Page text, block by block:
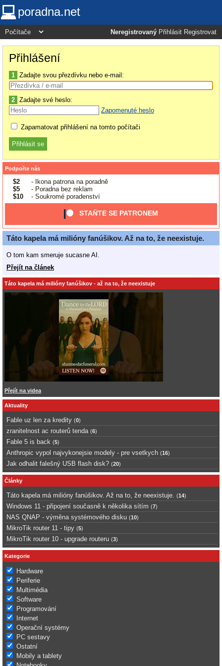
poradna.net
Neregistrovaný Přihlásit Registrovat
Přihlášení
1 Zadajte svou přezdívku nebo e-mail:
2 Zadajte své heslo:
Zapomenuté heslo
Zapamatovat přihlášení na tomto počítači
Podpořte nás
$2
- Ikona patrona na poradně
$5
- Poradna bez reklam
$10
- Soukromé poradenství
STAŇTE SE PATRONEM
Táto kapela má milióny fanúšikov. Až na to, že neexistuje.
O tom kam smeruje sucasne AI.
Přejít na článek
Táto kapela má milióny fanúšikov - až na to, že neexistuje
Přejít na videa
Aktuality
Fable uz len za kredity (0)
zranitelnost ac routerů tenda (6)
Fable 5 is back (5)
Anthropic vypol najvykonejsie modely - pre vsetkych (16)
Jak odhalit falešný USB flash disk? (20)
Články
Táto kapela má milióny fanúšikov. Až na to, že neexistuje. (14)
Windows 11 - připojení současně k několika sítím (7)
NAS QNAP - výměna systémového disku (10)
MikroTik router 11 - tipy (5)
MikroTik router 10 - upgrade routeru (3)
Kategorie
Hardware
Periferie
Multimédia
Software
Programování
Internet
Operační systémy
PC sestavy
Ostatní
Mobily a tablety